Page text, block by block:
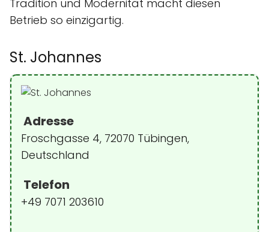
Tradition und Modernität macht diesen
Betrieb so einzigartig.
St. Johannes
Adresse
Froschgasse 4, 72070 Tübingen,
Deutschland
Telefon
+49 7071 203610